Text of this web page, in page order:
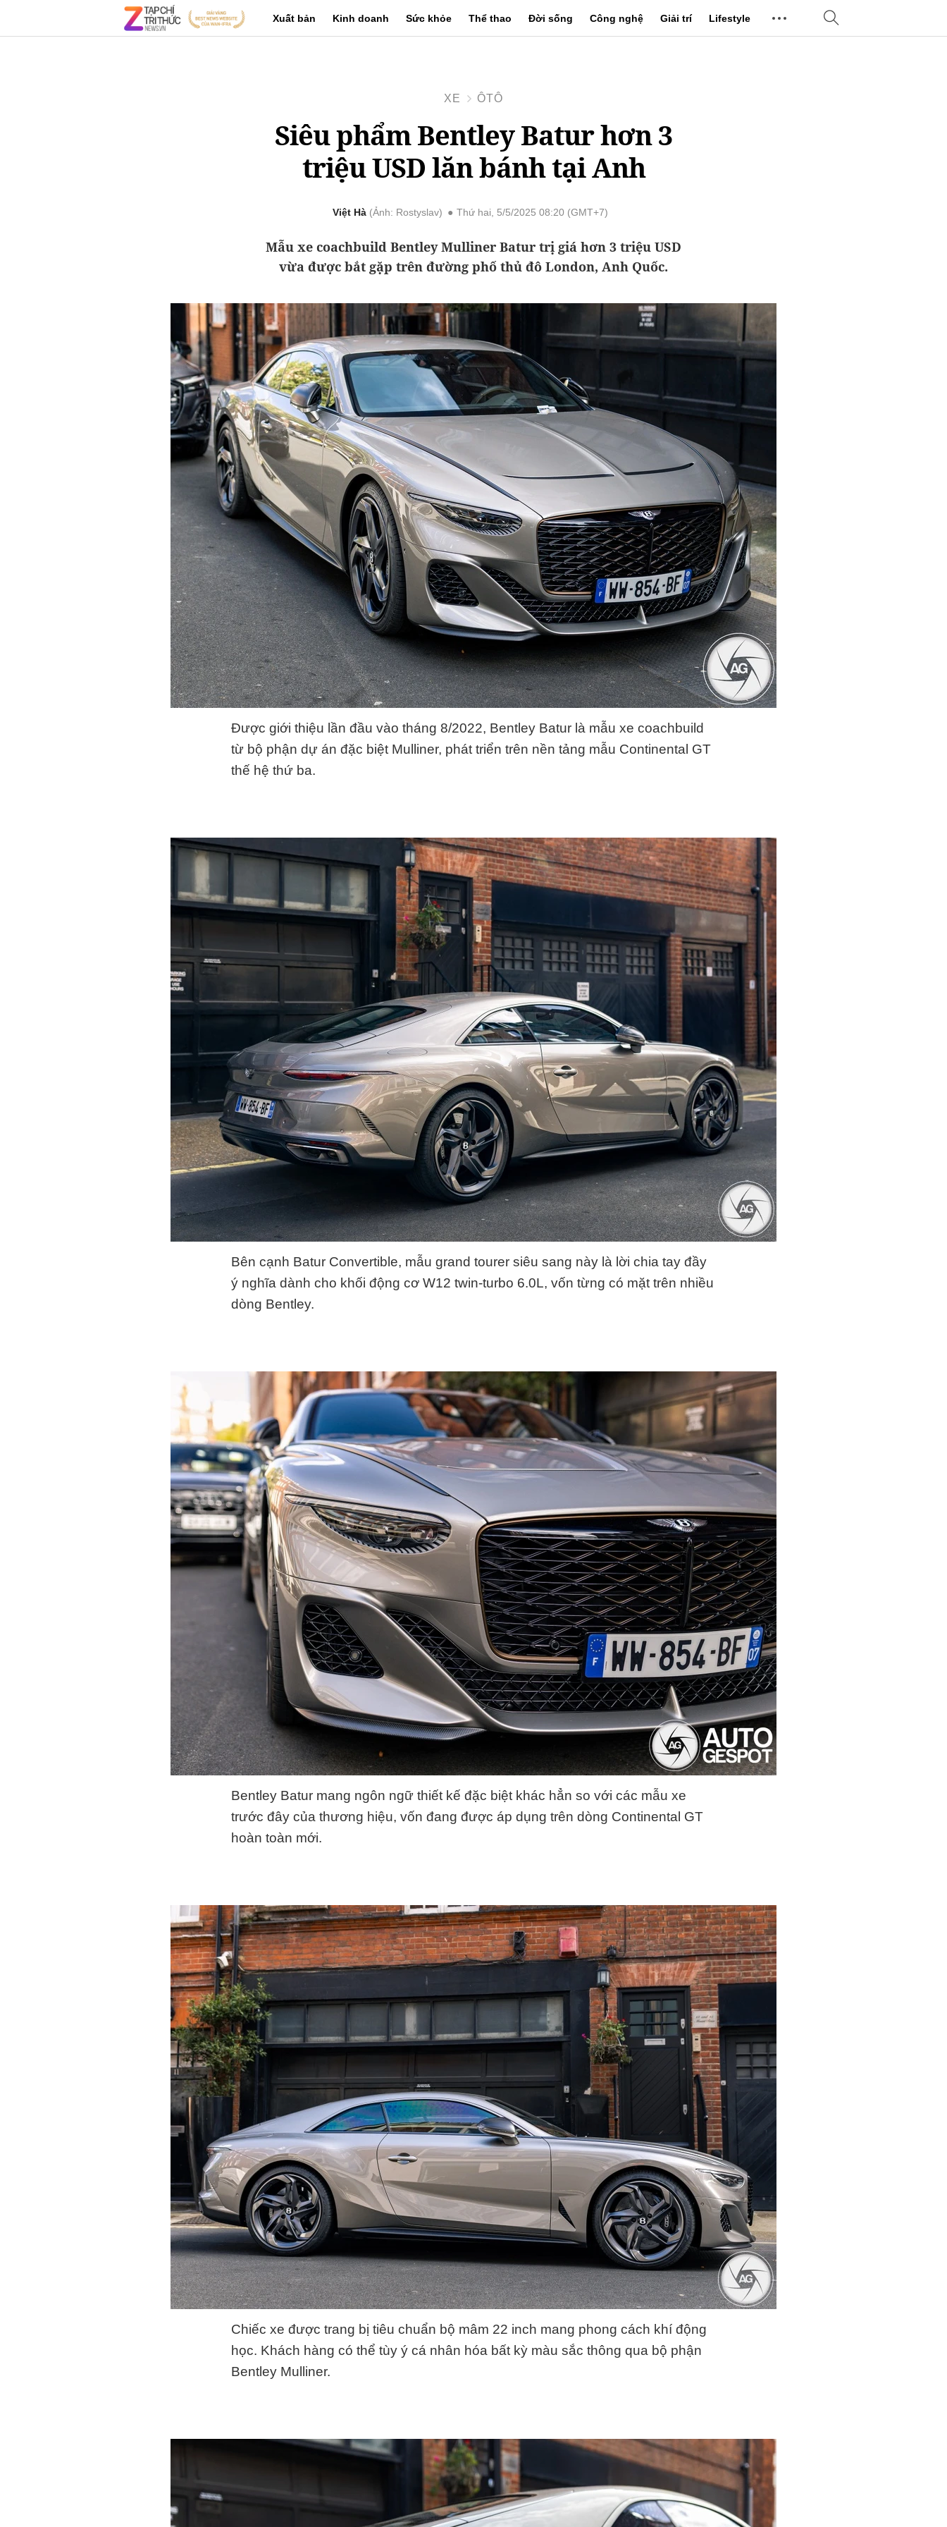
Xuất bản Kinh doanh Sức khỏe Thể thao Đời sống Công nghệ Giải trí Lifestyle
XE ÔTÔ
Siêu phẩm Bentley Batur hơn 3
triệu USD lăn bánh tại Anh
Việt Hà Ảnh: Rostyslav Thứ hai, 5/5/2025 08:20 (GMT+7)
Mẫu xe coachbuild Bentley Mulliner Batur trị giá hơn 3 triệu USD
vừa được bắt gặp trên đường phố thủ đô London, Anh Quốc.
Được giới thiệu lần đầu vào tháng 8/2022, Bentley Batur là mẫu xe coachbuild
từ bộ phận dự án đặc biệt Mulliner, phát triển trên nền tảng mẫu Continental GT
thế hệ thứ ba.
Bên cạnh Batur Convertible, mẫu grand tourer siêu sang này là lời chia tay đầy
ý nghĩa dành cho khối động cơ W12 twin-turbo 6.0L, vốn từng có mặt trên nhiều
dòng Bentley.
Bentley Batur mang ngôn ngữ thiết kế đặc biệt khác hẳn so với các mẫu xe
trước đây của thương hiệu, vốn đang được áp dụng trên dòng Continental GT
hoàn toàn mới.
Chiếc xe được trang bị tiêu chuẩn bộ mâm 22 inch mang phong cách khí động
học. Khách hàng có thể tùy ý cá nhân hóa bất kỳ màu sắc thông qua bộ phận
Bentley Mulliner.